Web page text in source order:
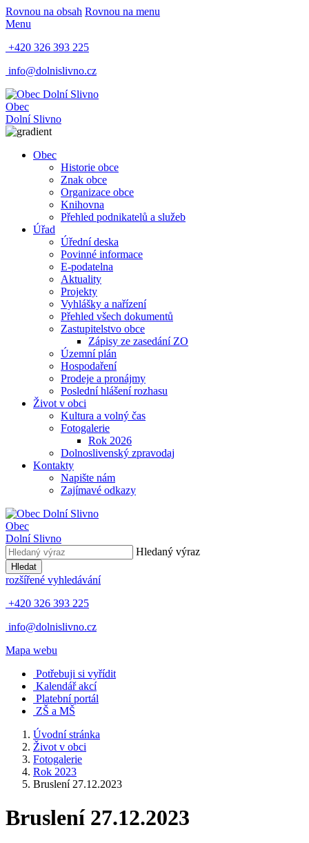
Rovnou na obsah Rovnou na menu
Menu
+420 326 393 225
info@dolnislivno.cz
Obec
Dolní Slivno
Obec
Historie obce
Znak obce
Organizace obce
Knihovna
Přehled podnikatelů a služeb
Úřad
Úřední deska
Povinné informace
E-podatelna
Aktuality
Projekty
Vyhlášky a nařízení
Přehled všech dokumentů
Zastupitelstvo obce
Zápisy ze zasedání ZO
Územní plán
Hospodaření
Prodeje a pronájmy
Poslední hlášení rozhasu
Život v obci
Kultura a volný čas
Fotogalerie
Rok 2026
Dolnoslivenský zpravodaj
Kontakty
Napište nám
Zajímavé odkazy
Obec
Dolní Slivno
Hledaný výraz
Hledat
rozšířené vyhledávání
+420 326 393 225
info@dolnislivno.cz
Mapa webu
Potřebuji si vyřídit
Kalendář akcí
Platební portál
ZŠ a MŠ
Úvodní stránka
Život v obci
Fotogalerie
Rok 2023
Bruslení 27.12.2023
Bruslení 27.12.2023